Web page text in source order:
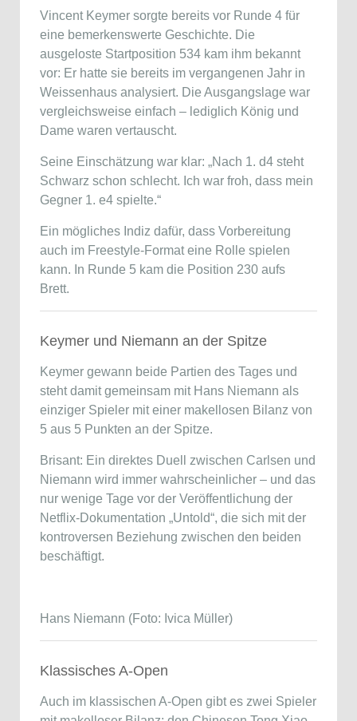
Vincent Keymer sorgte bereits vor Runde 4 für
eine bemerkenswerte Geschichte. Die
ausgeloste Startposition 534 kam ihm bekannt
vor: Er hatte sie bereits im vergangenen Jahr in
Weissenhaus analysiert. Die Ausgangslage war
vergleichsweise einfach – lediglich König und
Dame waren vertauscht.
Seine Einschätzung war klar: „Nach 1. d4 steht
Schwarz schon schlecht. Ich war froh, dass mein
Gegner 1. e4 spielte.“
Ein mögliches Indiz dafür, dass Vorbereitung
auch im Freestyle-Format eine Rolle spielen
kann. In Runde 5 kam die Position 230 aufs
Brett.
Keymer und Niemann an der Spitze
Keymer gewann beide Partien des Tages und
steht damit gemeinsam mit Hans Niemann als
einziger Spieler mit einer makellosen Bilanz von
5 aus 5 Punkten an der Spitze.
Brisant: Ein direktes Duell zwischen Carlsen und
Niemann wird immer wahrscheinlicher – und das
nur wenige Tage vor der Veröffentlichung der
Netflix-Dokumentation „Untold“, die sich mit der
kontroversen Beziehung zwischen den beiden
beschäftigt.
Hans Niemann (Foto: Ivica Müller)
Klassisches A-Open
Auch im klassischen A-Open gibt es zwei Spieler